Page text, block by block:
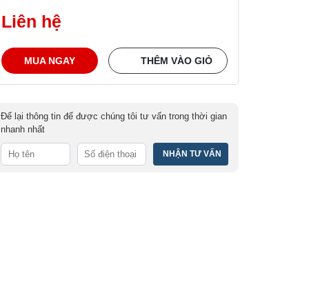
Liên hệ
MUA NGAY THÊM VÀO GIỎ
Để lại thông tin để được chúng tôi tư vấn trong thời gian
nhanh nhất